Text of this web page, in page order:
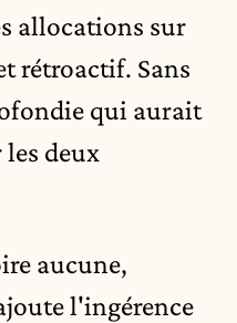
allocations sur
rétroactif. Sans
qui aurait
deux
aucune,
l'ingérence